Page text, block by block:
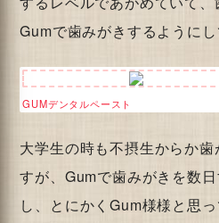
Gumで歯みがきするようにし
GUMデンタルペースト
大学生の時も不摂生からか
すが、Gumで歯みがきを数
し、とにかくGum様様と思っ